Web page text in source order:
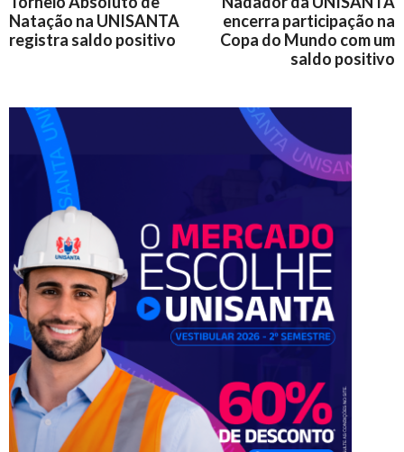
Natação na UNISANTA
registra saldo positivo
encerra participação na
Copa do Mundo com um
saldo positivo